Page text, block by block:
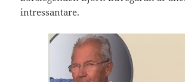
intressantare.